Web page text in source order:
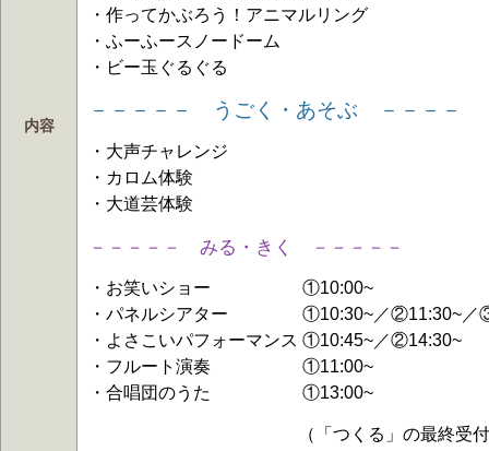
内容
・作ってかぶろう！アニマルリング
・ふーふースノードーム
・ビー玉ぐるぐる
－－－－－ うごく・あそぶ －－－－
・大声チャレンジ
・カロム体験
・大道芸体験
－－－－－ みる・きく －－－－－
・お笑いショー ①10:00~
・パネルシアター ①10:30~／②11:30~／
・よさこいパフォーマンス ①10:45~／②14:30~
・フルート演奏 ①11:00~
・合唱団のうた ①13:00~
（「つくる」の最終受付は15